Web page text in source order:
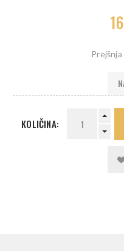
Prejšnja
KOLIČINA: